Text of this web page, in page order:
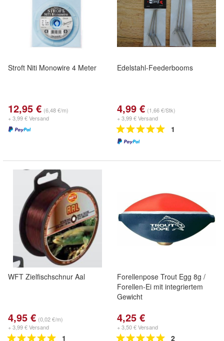
Stroft Niti Monowire 4 Meter
12,95 € (6,48 €/m)
+ 3,99 € Versand
Edelstahl-Feederbooms
4,99 € (1,66 €/Stk)
+ 3,99 € Versand
1
WFT Zielfischschnur Aal
4,95 € (0,02 €/m)
+ 3,99 € Versand
1
Forellenpose Trout Egg 8g /
Forellen-Ei mit integriertem
Gewicht
4,25 €
+ 3,50 € Versand
2